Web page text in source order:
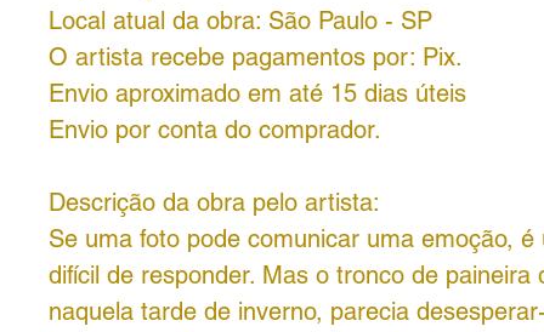
Local atual da obra: São Paulo - SP
O artista recebe pagamentos por: Pix.
Envio aproximado em até 15 dias úteis
Envio por conta do comprador.
Descrição da obra pelo artista:
Se uma foto pode comunicar uma emoção, é
difícil de responder. Mas o tronco de paineira
naquela tarde de inverno, parecia